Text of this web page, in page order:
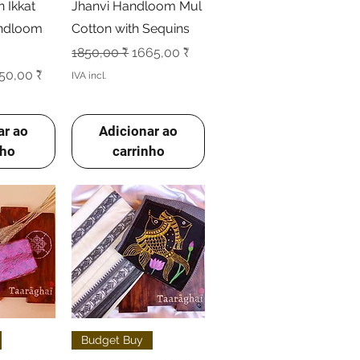
Ikkat
promocional
₹
ao
Jhanvi Handloom Mul
Cotton with Sequins
Preço normal
1850,00 ₹Preço promocional
1665,00 ₹
IVA incl.
Adicionar ao
carrinho
rápida Visualização rápida
Budget Buy